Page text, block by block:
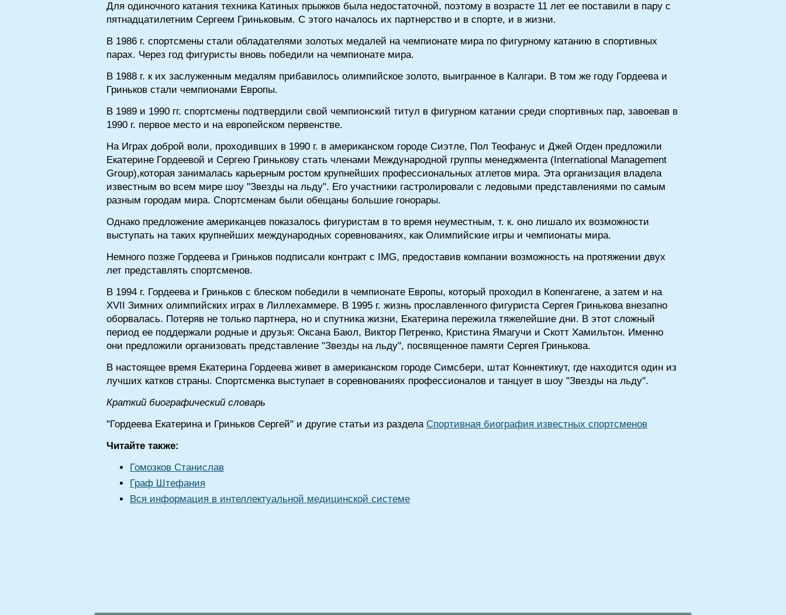
Для одиночного катания техника Катиных прыжков была недостаточной, поэтому в возрасте 11 лет ее поставили в пару с
пятнадцатилетним Сергеем Гриньковым. С этого началось их партнерство и в спорте, и в жизни.
В 1986 г. спортсмены стали обладателями золотых медалей на чемпионате мира по фигурному катанию в спортивных
парах. Через год фигуристы вновь победили на чемпионате мира.
В 1988 г. к их заслуженным медалям прибавилось олимпийское золото, выигранное в Калгари. В том же году Гордеева и
Гриньков стали чемпионами Европы.
В 1989 и 1990 гг. спортсмены подтвердили свой чемпионский титул в фигурном катании среди спортивных пар, завоевав в
1990 г. первое место и на европейском первенстве.
На Играх доброй воли, проходивших в 1990 г. в американском городе Сиэтле, Пол Теофанус и Джей Огден предложили
Екатерине Гордеевой и Сергею Гринькову стать членами Международной группы менеджмента (International Management
Group),которая занималась карьерным ростом крупнейших профессиональных атлетов мира. Эта организация владела
известным во всем мире шоу "Звезды на льду". Его участники гастролировали с ледовыми представлениями по самым
разным городам мира. Спортсменам были обещаны большие гонорары.
Однако предложение американцев показалось фигуристам в то время неуместным, т. к. оно лишало их возможности
выступать на таких крупнейших международных соревнованиях, как Олимпийские игры и чемпионаты мира.
Немного позже Гордеева и Гриньков подписали контракт с IMG, предоставив компании возможность на протяжении двух
лет представлять спортсменов.
В 1994 г. Гордеева и Гриньков с блеском победили в чемпионате Европы, который проходил в Копенгагене, а затем и на
XVII Зимних олимпийских играх в Лиллехаммере. В 1995 г. жизнь прославленного фигуриста Сергея Гринькова внезапно
оборвалась. Потеряв не только партнера, но и спутника жизни, Екатерина пережила тяжелейшие дни. В этот сложный
период ее поддержали родные и друзья: Оксана Баюл, Виктор Петренко, Кристина Ямагучи и Скотт Хамильтон. Именно
они предложили организовать представление "Звезды на льду", посвященное памяти Сергея Гринькова.
В настоящее время Екатерина Гордеева живет в американском городе Симсбери, штат Коннектикут, где находится один из
лучших катков страны. Спортсменка выступает в соревнованиях профессионалов и танцует в шоу "Звезды на льду".
Краткий биографический словарь
"Гордеева Екатерина и Гриньков Сергей" и другие статьи из раздела Спортивная биография известных спортсменов
Читайте также:
Гомозков Станислав
Граф Штефания
Вся информация в интеллектуальной медицинской системе